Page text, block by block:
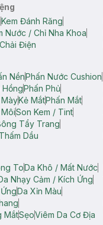
Kem Đánh Răng
Nước / Chỉ Nha Khoa
Điện
NềnPhấn Nước Cushion
HồngPhấn Phủ
Kẻ MắtPhấn Mắt
Son Kem / Tint
Tẩy Trang
Dầu
ToDa Khô / Mất Nước
Nhạy Cảm / Kích Ứng
Da Xỉn Màu
MắtSẹoViêm Da Cơ Địa